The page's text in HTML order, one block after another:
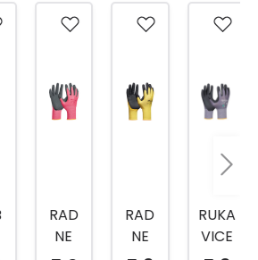
RAD
NE
RAD
NE
RUKA
VICE